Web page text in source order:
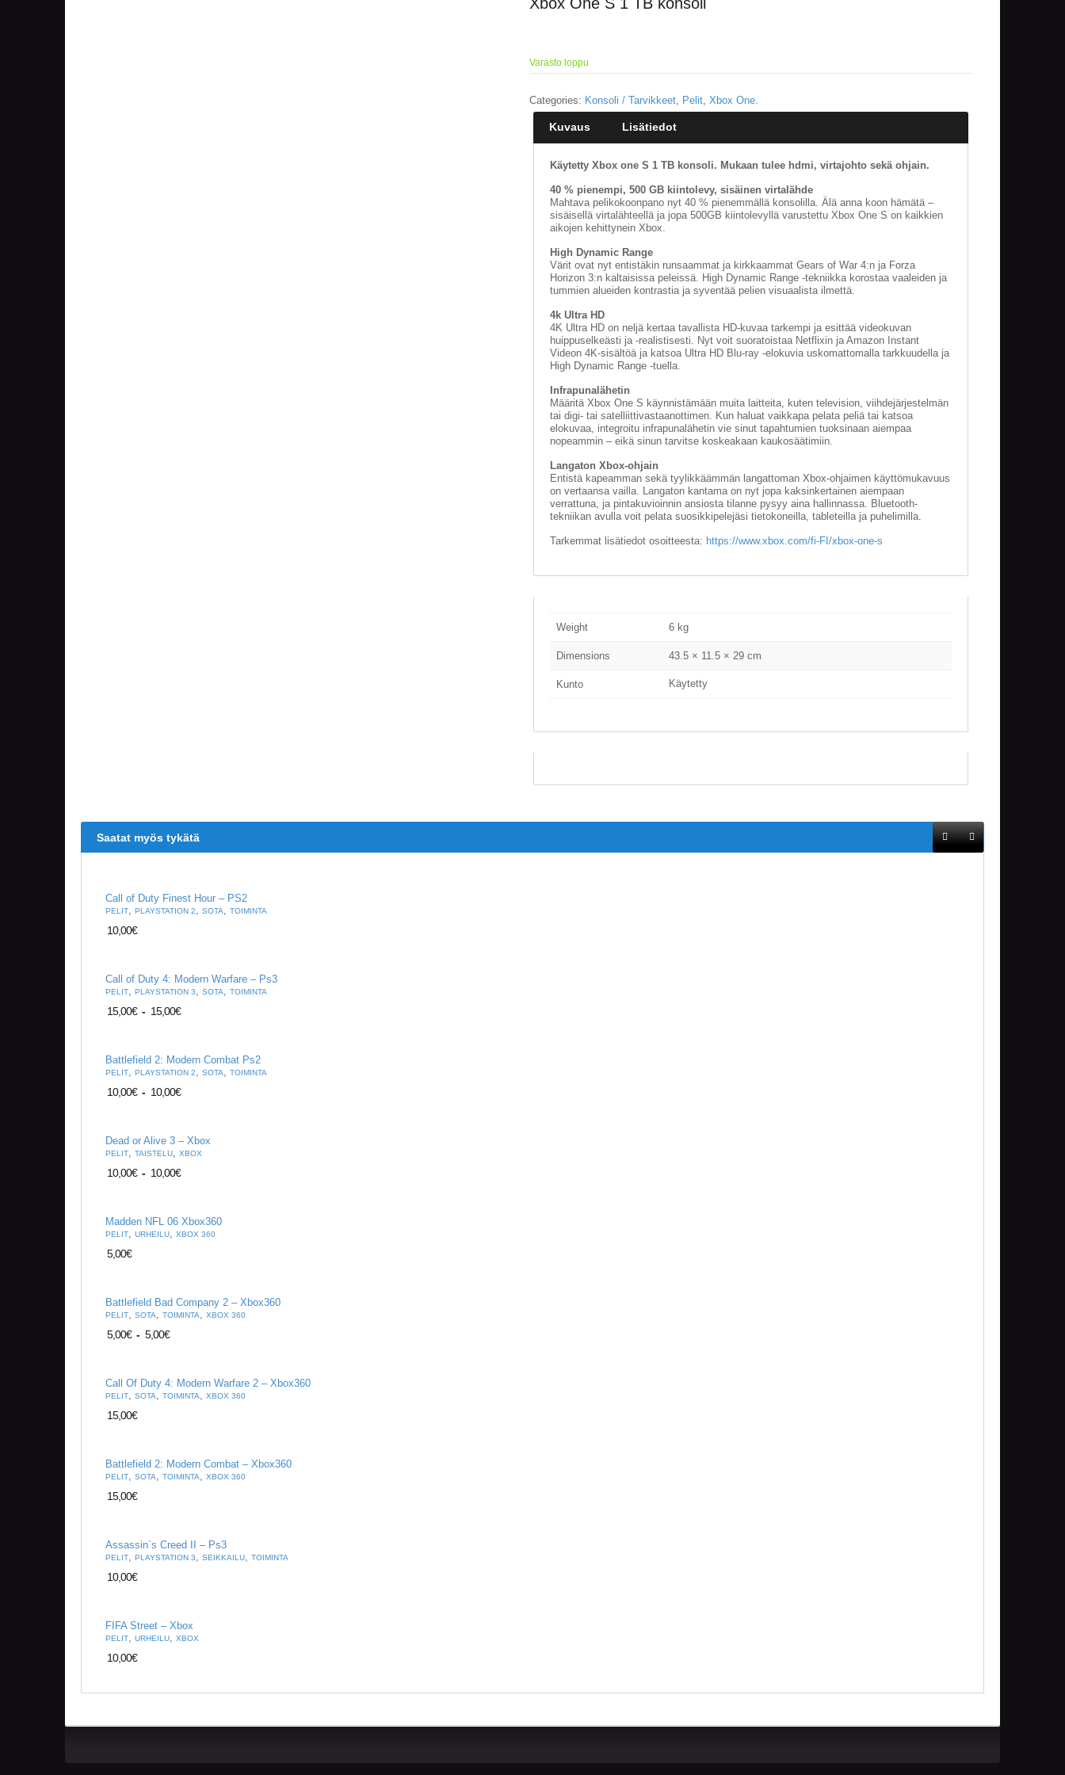
Varasto loppu
Categories: Konsoli / Tarvikkeet, Pelit, Xbox One.
Kuvaus Lisätiedot
Käytetty Xbox one S 1 TB konsoli. Mukaan tulee hdmi, virtajohto sekä ohjain.
40 % pienempi, 500 GB kiintolevy, sisäinen virtalähde
Mahtava pelikokoonpano nyt 40 % pienemmällä konsolilla. Älä anna koon hämätä –
sisäisellä virtalähteellä ja jopa 500GB kiintolevyllä varustettu Xbox One S on kaikkien
aikojen kehittynein Xbox.
High Dynamic Range
Värit ovat nyt entistäkin runsaammat ja kirkkaammat Gears of War 4:n ja Forza
Horizon 3:n kaltaisissa peleissä. High Dynamic Range -tekniikka korostaa vaaleiden ja
tummien alueiden kontrastia ja syventää pelien visuaalista ilmettä.
4k Ultra HD
4K Ultra HD on neljä kertaa tavallista HD-kuvaa tarkempi ja esittää videokuvan
huippuselkeästi ja -realistisesti. Nyt voit suoratoistaa Netflixin ja Amazon Instant
Videon 4K-sisältöä ja katsoa Ultra HD Blu-ray -elokuvia uskomattomalla tarkkuudella ja
High Dynamic Range -tuella.
Infrapunalähetin
Määritä Xbox One S käynnistämään muita laitteita, kuten television, viihdejärjestelmän
tai digi- tai satelliittivastaanottimen. Kun haluat vaikkapa pelata peliä tai katsoa
elokuvaa, integroitu infrapunalähetin vie sinut tapahtumien tuoksinaan aiempaa
nopeammin – eikä sinun tarvitse koskeakaan kaukosäätimiin.
Langaton Xbox-ohjain
Entistä kapeamman sekä tyylikkäämmän langattoman Xbox-ohjaimen käyttömukavuus
on vertaansa vailla. Langaton kantama on nyt jopa kaksinkertainen aiempaan
verrattuna, ja pintakuvioinnin ansiosta tilanne pysyy aina hallinnassa. Bluetooth-
tekniikan avulla voit pelata suosikkipelejäsi tietokoneilla, tableteilla ja puhelimilla.
Tarkemmat lisätiedot osoitteesta: https://www.xbox.com/fi-FI/xbox-one-s
Weight 6 kg
Dimensions 43.5 × 11.5 × 29 cm
Kunto Käytetty
Saatat myös tykätä
Call of Duty Finest Hour – PS2
PELIT, PLAYSTATION 2, SOTA, TOIMINTA
10,00€
Call of Duty 4: Modern Warfare – Ps3
PELIT, PLAYSTATION 3, SOTA, TOIMINTA
15,00€ - 15,00€
Battlefield 2: Modern Combat Ps2
PELIT, PLAYSTATION 2, SOTA, TOIMINTA
10,00€ - 10,00€
Dead or Alive 3 – Xbox
PELIT, TAISTELU, XBOX
10,00€ - 10,00€
Madden NFL 06 Xbox360
PELIT, URHEILU, XBOX 360
5,00€
Battlefield Bad Company 2 – Xbox360
PELIT, SOTA, TOIMINTA, XBOX 360
5,00€ - 5,00€
Call Of Duty 4: Modern Warfare 2 – Xbox360
PELIT, SOTA, TOIMINTA, XBOX 360
15,00€
Battlefield 2: Modern Combat – Xbox360
PELIT, SOTA, TOIMINTA, XBOX 360
15,00€
Assassin`s Creed II – Ps3
PELIT, PLAYSTATION 3, SEIKKAILU, TOIMINTA
10,00€
FIFA Street – Xbox
PELIT, URHEILU, XBOX
10,00€